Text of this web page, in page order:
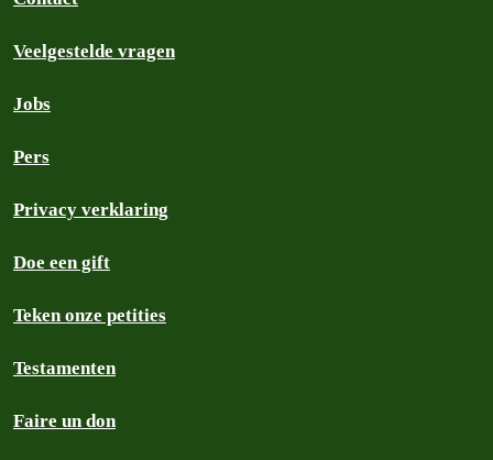
Veelgestelde vragen
Jobs
Pers
Privacy verklaring
Doe een gift
Teken onze petities
Testamenten
Faire un don